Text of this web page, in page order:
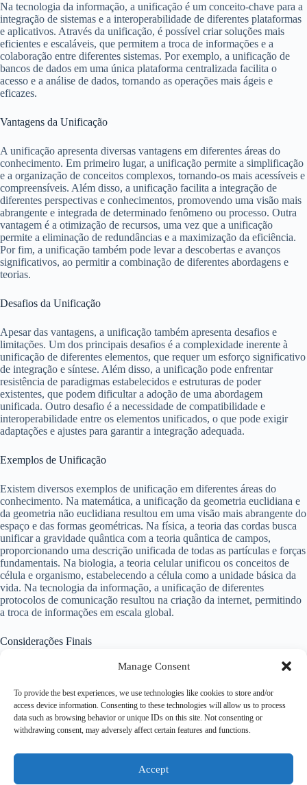
Manage Consent
To provide the best experiences, we use technologies like cookies to store and/or
access device information. Consenting to these technologies will allow us to process
data such as browsing behavior or unique IDs on this site. Not consenting or
withdrawing consent, may adversely affect certain features and functions.
Accept
Na tecnologia da informação, a unificação é um conceito-chave para a
integração de sistemas e a interoperabilidade de diferentes plataformas
e aplicativos. Através da unificação, é possível criar soluções mais
eficientes e escaláveis, que permitem a troca de informações e a
colaboração entre diferentes sistemas. Por exemplo, a unificação de
bancos de dados em uma única plataforma centralizada facilita o
acesso e a análise de dados, tornando as operações mais ágeis e
eficazes.
Vantagens da Unificação
A unificação apresenta diversas vantagens em diferentes áreas do
conhecimento. Em primeiro lugar, a unificação permite a simplificação
e a organização de conceitos complexos, tornando-os mais acessíveis e
compreensíveis. Além disso, a unificação facilita a integração de
diferentes perspectivas e conhecimentos, promovendo uma visão mais
abrangente e integrada de determinado fenômeno ou processo. Outra
vantagem é a otimização de recursos, uma vez que a unificação
permite a eliminação de redundâncias e a maximização da eficiência.
Por fim, a unificação também pode levar a descobertas e avanços
significativos, ao permitir a combinação de diferentes abordagens e
teorias.
Desafios da Unificação
Apesar das vantagens, a unificação também apresenta desafios e
limitações. Um dos principais desafios é a complexidade inerente à
unificação de diferentes elementos, que requer um esforço significativo
de integração e síntese. Além disso, a unificação pode enfrentar
resistência de paradigmas estabelecidos e estruturas de poder
existentes, que podem dificultar a adoção de uma abordagem
unificada. Outro desafio é a necessidade de compatibilidade e
interoperabilidade entre os elementos unificados, o que pode exigir
adaptações e ajustes para garantir a integração adequada.
Exemplos de Unificação
Existem diversos exemplos de unificação em diferentes áreas do
conhecimento. Na matemática, a unificação da geometria euclidiana e
da geometria não euclidiana resultou em uma visão mais abrangente do
espaço e das formas geométricas. Na física, a teoria das cordas busca
unificar a gravidade quântica com a teoria quântica de campos,
proporcionando uma descrição unificada de todas as partículas e forças
fundamentais. Na biologia, a teoria celular unificou os conceitos de
célula e organismo, estabelecendo a célula como a unidade básica da
vida. Na tecnologia da informação, a unificação de diferentes
protocolos de comunicação resultou na criação da internet, permitindo
a troca de informações em escala global.
Considerações Finais
A unificação é um conceito fundamental que desempenha um papel
possível simplificar, organizar e otimizar processos e fenômenos
complexos, promovendo uma visão mais abrangente e integrada.
Apesar dos desafios e limitações, a unificação oferece vantagens
significativas, como a simplificação de conceitos, a integração de
possibilidade de descobertas e avanços. Portanto, a unificação continua
a ser uma abordagem essencial para a evolução e o progresso em
diversas áreas do conhecimento.